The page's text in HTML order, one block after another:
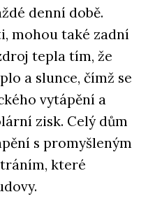
denní době.
mohou také zadní
tepla tím, že
a slunce, čímž se
vytápění a
zisk. Celý dům
s promyšleným
které